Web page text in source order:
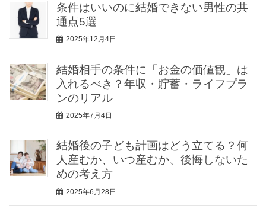
条件はいいのに結婚できない男性の共
通点5選
2025年12月4日
結婚相手の条件に「お金の価値観」は
入れるべき？年収・貯蓄・ライフプラ
ンのリアル
2025年7月4日
結婚後の子ども計画はどう立てる？何
人産むか、いつ産むか、後悔しないた
めの考え方
2025年6月28日